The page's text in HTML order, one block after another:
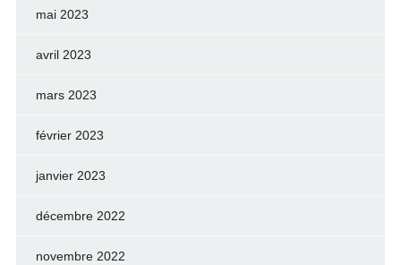
mai 2023
avril 2023
mars 2023
février 2023
janvier 2023
décembre 2022
novembre 2022